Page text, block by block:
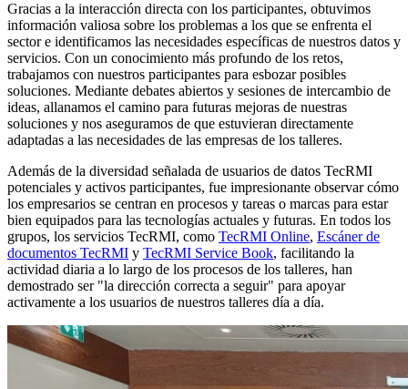
Gracias a la interacción directa con los participantes, obtuvimos
información valiosa sobre los problemas a los que se enfrenta el
sector e identificamos las necesidades específicas de nuestros datos y
servicios. Con un conocimiento más profundo de los retos,
trabajamos con nuestros participantes para esbozar posibles
soluciones. Mediante debates abiertos y sesiones de intercambio de
ideas, allanamos el camino para futuras mejoras de nuestras
soluciones y nos aseguramos de que estuvieran directamente
adaptadas a las necesidades de las empresas de los talleres.
Además de la diversidad señalada de usuarios de datos TecRMI
potenciales y activos participantes, fue impresionante observar cómo
los empresarios se centran en procesos y tareas o marcas para estar
bien equipados para las tecnologías actuales y futuras. En todos los
grupos, los servicios TecRMI, como TecRMI Online, Escáner de
documentos TecRMI y TecRMI Service Book, facilitando la
actividad diaria a lo largo de los procesos de los talleres, han
demostrado ser "la dirección correcta a seguir" para apoyar
activamente a los usuarios de nuestros talleres día a día.